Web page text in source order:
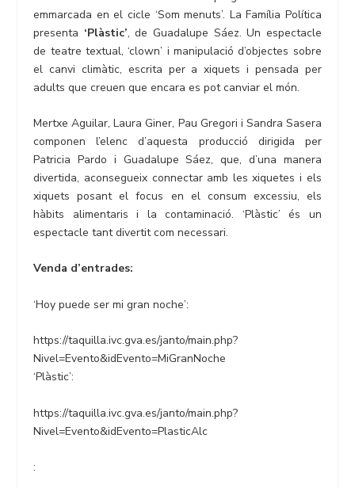
emmarcada en el cicle ‘Som menuts’. La Família Política
presenta ‘Plàstic’, de Guadalupe Sáez. Un espectacle
de teatre textual, ‘clown’ i manipulació d’objectes sobre
el canvi climàtic, escrita per a xiquets i pensada per
adults que creuen que encara es pot canviar el món.
Mertxe Aguilar, Laura Giner, Pau Gregori i Sandra Sasera
componen l’elenc d’aquesta producció dirigida per
Patricia Pardo i Guadalupe Sáez, que, d’una manera
divertida, aconsegueix connectar amb les xiquetes i els
xiquets posant el focus en el consum excessiu, els
hàbits alimentaris i la contaminació. ‘Plàstic’ és un
espectacle tant divertit com necessari.
Venda d’entrades:
‘Hoy puede ser mi gran noche’:
https://taquilla.ivc.gva.es/janto/main.php?
Nivel=Evento&idEvento=MiGranNoche
‘Plàstic’:
https://taquilla.ivc.gva.es/janto/main.php?
Nivel=Evento&idEvento=PlasticAlc
: